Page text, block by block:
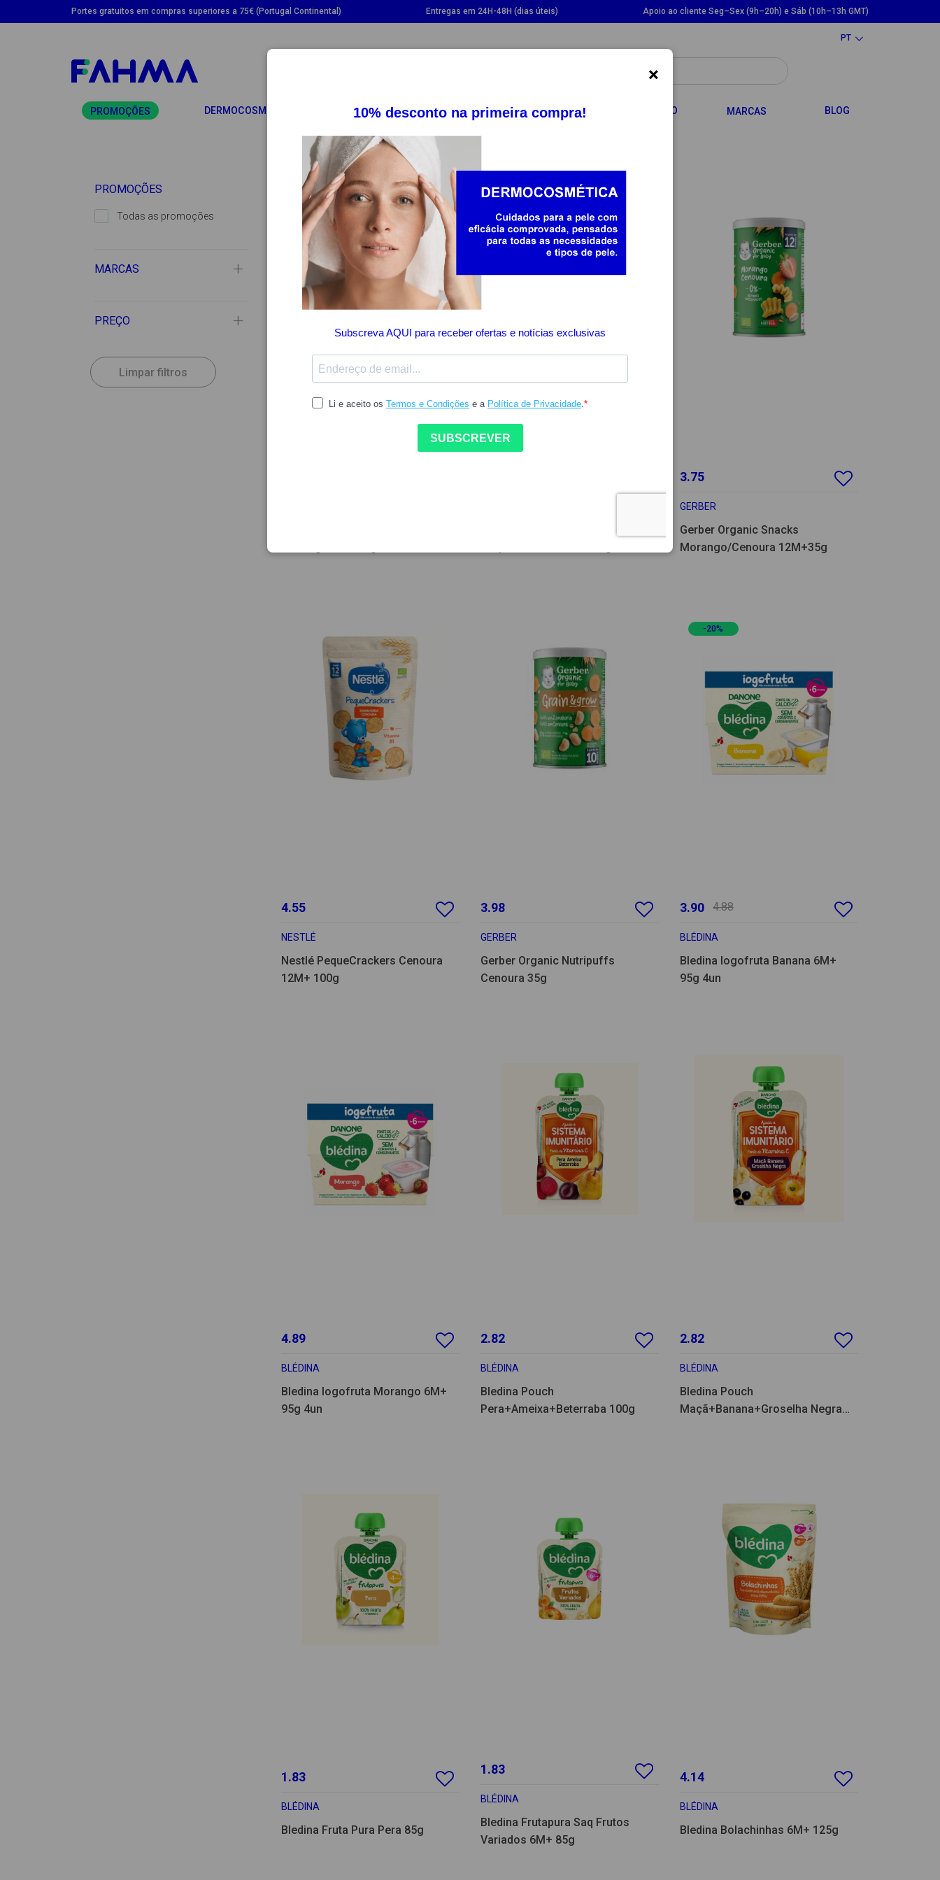
Portes gratuitos em compras superiores a 75€ (Portugal Continental) Entregas em 24H-48H (dias úteis) Apoio ao cliente Seg–Sex (9h–20h) e Sáb (10h–13h GMT)
PT
PROMOÇÕES DERMOCOSMÉTICA TOGGLE DROPDOWN
SUPLEMENTOSTOGGLE DROPDOWN
SAÚDETOGGLE DROPDOWN
BEBÉ E MAMÃ TOGGLE DROPDOWN
CABELOTOGGLE DROPDOWN
MARCAS BLOG
PROMOÇÕES
Todas as promoções
MARCAS
PREÇO
Limpar filtros
3.75
GERBER
Gerber Organic Snacks
Morango/Cenoura 12M+35g
4.55
NESTLÉ
Nestlé PequeCrackers Cenoura
12M+ 100g
3.98
GERBER
Gerber Organic Nutripuffs
Cenoura 35g
-20%
3.90 4.88
BLÉDINA
Bledina Iogofruta Banana 6M+
95g 4un
4.89
BLÉDINA
Bledina Iogofruta Morango 6M+
95g 4un
2.82
BLÉDINA
Bledina Pouch
Pera+Ameixa+Beterraba 100g
2.82
BLÉDINA
Bledina Pouch
Maçã+Banana+Groselha Negra
1.83
BLÉDINA
Bledina Fruta Pura Pera 85g
1.83
BLÉDINA
Bledina Frutapura Saq Frutos
Variados 6M+ 85g
4.14
BLÉDINA
Bledina Bolachinhas 6M+ 125g
×